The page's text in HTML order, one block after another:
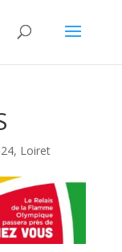
, Loiret